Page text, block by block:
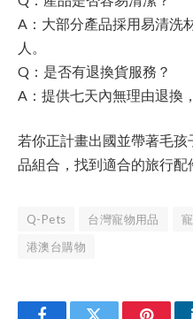
A：大部分產品採用易清洗
人。
Q：是否有退換貨服務？
A：提供七天內無理由退換
若你正計畫出國並帶著毛
品組合，找到適合的旅行配
Q-Pets 台灣寵物用品
港澳台購物